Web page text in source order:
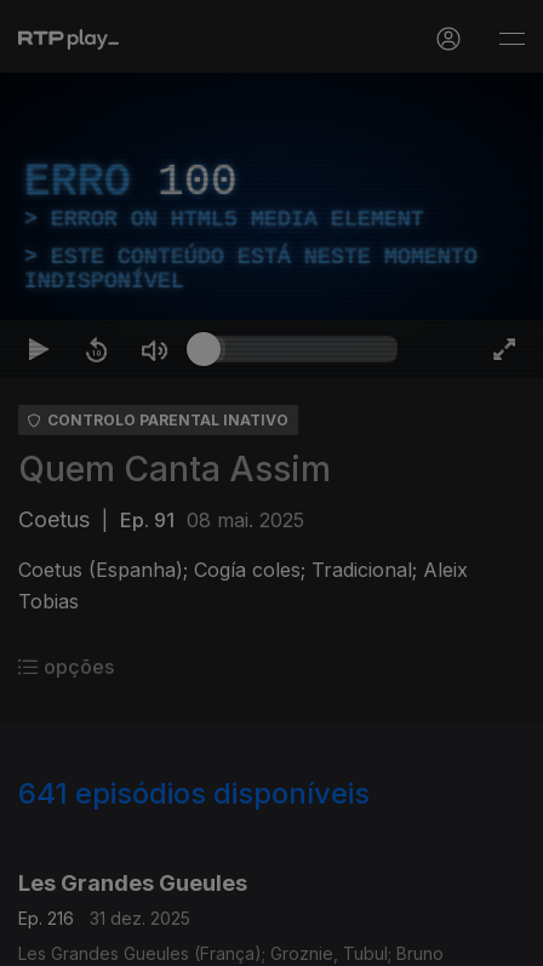
ERRO 100
ERROR ON HTML5 MEDIA ELEMENT
ESTE CONTEÚDO ESTÁ NESTE MOMENTO
INDISPONÍVEL
CONTROLO PARENTAL INATIVO
Quem Canta Assim
Coetus Ep. 91 08 mai. 2025
Coetus (Espanha); Cogía coles; Tradicional; Aleix
Tobias
opções
641 episódios disponíveis
Les Grandes Gueules
Ep. 216
31 dez. 2025
Les Grandes Gueules (França); Groznie, Tubul; Bruno